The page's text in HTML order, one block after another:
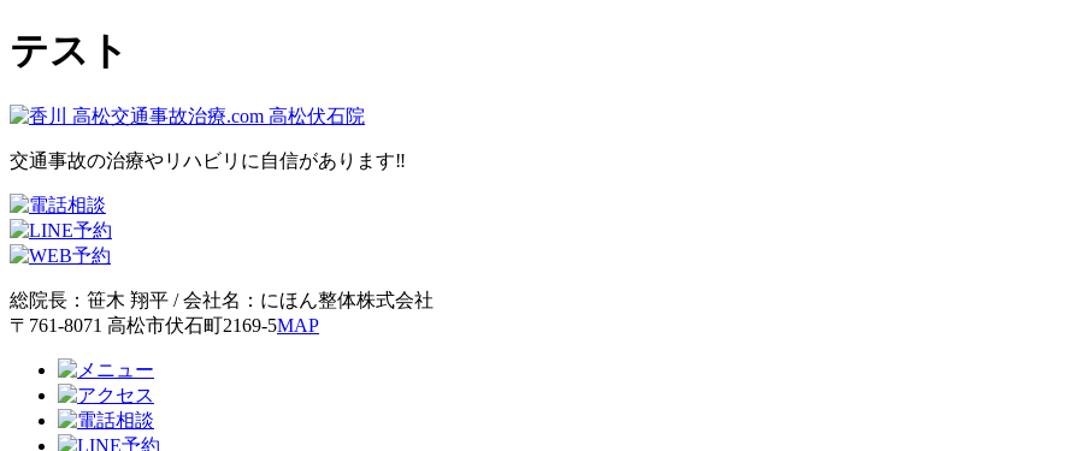
テスト
交通事故の治療やリハビリに 自信があります‼
総院長：笹木 翔平 / 会社名：にほん整体株式会社
〒761-8071 高松市伏石町2169-5MAP